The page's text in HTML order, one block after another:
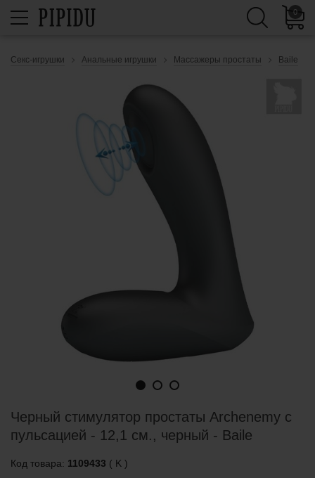
0
Секс-игрушки Анальные игрушки Массажеры простаты Baile
Черный стимулятор простаты Archenemy с
пульсацией - 12,1 см., черный - Baile
Код товара: 1109433 ( K )